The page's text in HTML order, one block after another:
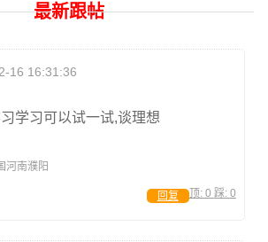
最新跟帖
16 16:31:36
学习可以试一试,谈理想
河南濮阳
顶: 0 踩: 0
回复